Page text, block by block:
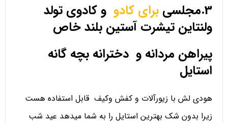
3.مجلسی برای کادو و کادوی تولد
ولنتاین تیشرت آستین بلند خاص
پیراهن مردانه و دخترانه بچه گانه
استایل
هودی لش با زیورآلات و کفش وکیف قابل استفاده هست
زیرا بدون شک بهترین استایل را به شما میدهد عید شب